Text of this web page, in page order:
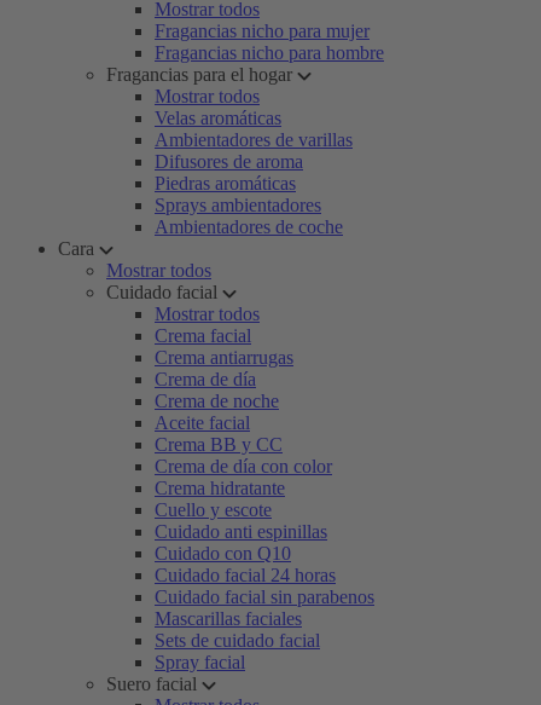
Mostrar todos
Fragancias nicho para mujer
Fragancias nicho para hombre
Fragancias para el hogar
Mostrar todos
Velas aromáticas
Ambientadores de varillas
Difusores de aroma
Piedras aromáticas
Sprays ambientadores
Ambientadores de coche
Cara
Mostrar todos
Cuidado facial
Mostrar todos
Crema facial
Crema antiarrugas
Crema de día
Crema de noche
Aceite facial
Crema BB y CC
Crema de día con color
Crema hidratante
Cuello y escote
Cuidado anti espinillas
Cuidado con Q10
Cuidado facial 24 horas
Cuidado facial sin parabenos
Mascarillas faciales
Sets de cuidado facial
Spray facial
Suero facial